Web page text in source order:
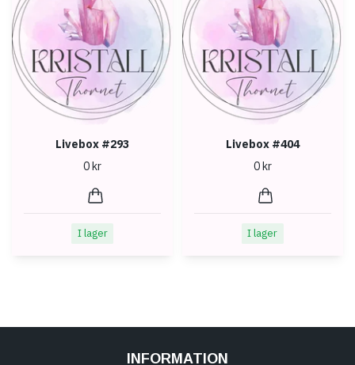
Livebox #293
0 kr
I lager
Livebox #404
0 kr
I lager
INFORMATION